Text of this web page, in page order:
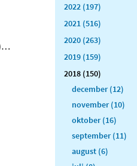
…
2022 (197)
2021 (516)
2020 (263)
2019 (159)
2018 (150)
december (12)
november (10)
oktober (16)
september (11)
august (6)